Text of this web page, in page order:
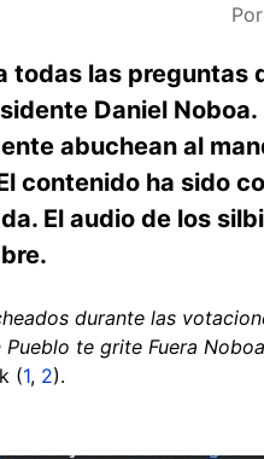
Por
todas las
Daniel
abuchean al
contenido ha sido
El audio de los
durante las
te grite Fuera Noboa
(1, 2).